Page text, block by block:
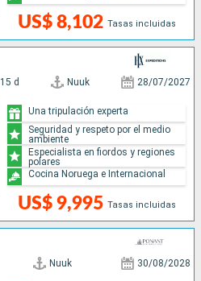
US$ 8,102 Tasas incluidas
15 d Nuuk 28/07/2027
US$ 9,995 Tasas incluidas
Una tripulación experta
Seguridad y respeto por el medio
ambiente
Especialista en fiordos y regiones
polares
Cocina Noruega e Internacional
Nuuk 30/08/2028